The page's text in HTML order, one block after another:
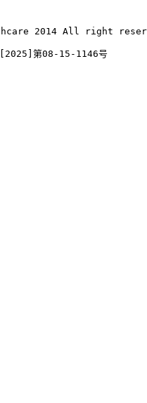
2014 All right
[2025]第08-15-1146号